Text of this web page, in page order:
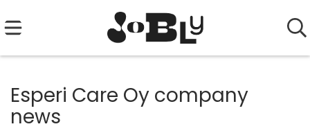
Esperi Care Oy company
news